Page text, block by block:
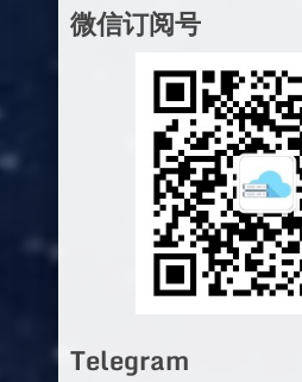
微信订阅号
Telegram